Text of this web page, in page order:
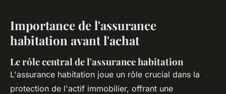
Importance de l'assurance
habitation avant l'achat
Le rôle central de l'assurance habitation
L'assurance habitation joue un rôle crucial dans la
protection de l'actif immobilier, offrant une